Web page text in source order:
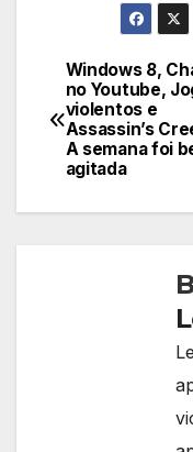
de
Post
Windows 8,
no Youtube,
violentos e
Assassin’s
A semana foi
agitada